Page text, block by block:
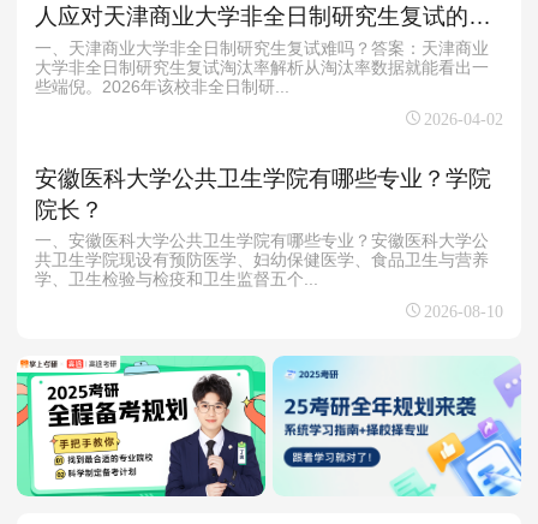
人应对天津商业大学非全日制研究生复试的备
考建议
一、天津商业大学非全日制研究生复试难吗？答案：天津商业
大学非全日制研究生复试淘汰率解析从淘汰率数据就能看出一
些端倪。2026年该校非全日制研...
2026-04-02
安徽医科大学公共卫生学院有哪些专业？学院
院长？
一、安徽医科大学公共卫生学院有哪些专业？安徽医科大学公
共卫生学院现设有预防医学、妇幼保健医学、食品卫生与营养
学、卫生检验与检疫和卫生监督五个...
2026-08-10